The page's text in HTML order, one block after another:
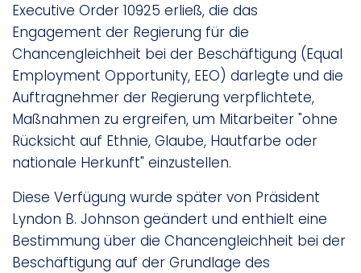
Executive Order 10925 erließ, die das
Engagement der Regierung für die
Chancengleichheit bei der Beschäftigung (Equal
Employment Opportunity, EEO) darlegte und die
Auftragnehmer der Regierung verpflichtete,
Maßnahmen zu ergreifen, um Mitarbeiter "ohne
Rücksicht auf Ethnie, Glaube, Hautfarbe oder
nationale Herkunft" einzustellen.
Diese Verfügung wurde später von Präsident
Lyndon B. Johnson geändert und enthielt eine
Bestimmung über die Chancengleichheit bei der
Beschäftigung auf der Grundlage des